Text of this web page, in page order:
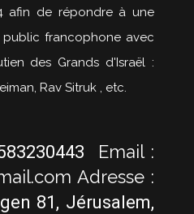
afin de répondre à une
francophone avec
des Grands d'Israël :
Rav Sitruk , etc.
Email :
Adresse :
81, Jérusalem,